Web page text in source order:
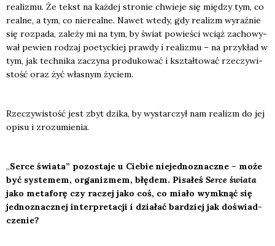
reali­zmu. Że tekst na każ­dej stro­nie chwie­je się mię­dzy tym, co
real­ne, a tym, co nie­re­al­ne. Nawet wte­dy, gdy realizm wyraź­nie
się roz­pa­da, zale­ży mi na tym, by świat powie­ści wciąż zacho­wy­
wał pewien rodzaj poetyc­kiej praw­dy i reali­zmu – na przy­kład w
tym, jak tech­ni­ka zaczy­na pro­du­ko­wać i kształ­to­wać rze­czy­wi­
stość oraz żyć wła­snym życiem.
Rze­czy­wi­stość jest zbyt dzi­ka, by wystar­czył nam realizm do jej
opi­su i zro­zu­mie­nia.
„Ser­ce świa­ta” pozo­sta­je u Cie­bie nie­jed­no­znacz­ne – może
być sys­te­mem, orga­ni­zmem, błędem. Pisałeś Ser­ce świa­ta
jako meta­fo­rę czy raczej jako coś, co mia­ło wymknąć się
jed­no­znacz­nej inter­pre­ta­cji i dzia­łać bar­dziej jak doświad­
cze­nie?